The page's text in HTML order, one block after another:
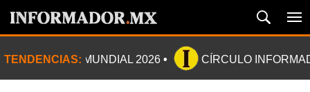
TENDENCIAS: MUNDIAL 2026 CÍRCULO